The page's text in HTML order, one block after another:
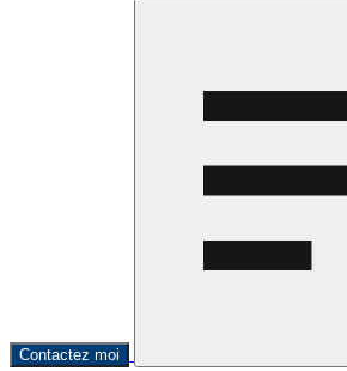
Contactez moi